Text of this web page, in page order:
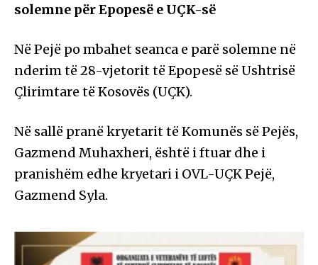
solemne për Epopesë e UÇK-së
Në Pejë po mbahet seanca e parë solemne në
nderim të 28-vjetorit të Epopesë së Ushtrisë
Çlirimtare të Kosovës (UÇK).
Në sallë pranë kryetarit të Komunës së Pejës,
Gazmend Muhaxheri, është i ftuar dhe i
pranishëm edhe kryetari i OVL-UÇK Pejë,
Gazmend Syla.